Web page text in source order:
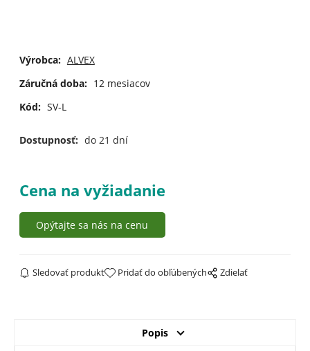
Výrobca: ALVEX
Záručná doba: 12 mesiacov
Kód: SV-L
Dostupnosť: do 21 dní
Cena na vyžiadanie
Opýtajte sa nás na cenu
Sledovať produkt Pridať do obľúbených Zdielať
Popis